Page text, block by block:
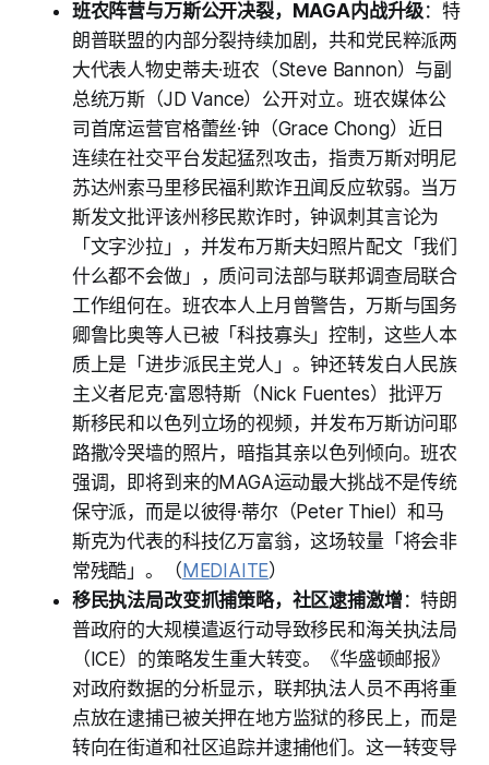
班农阵营与万斯公开决裂，MAGA内战升级：特
朗普联盟的内部分裂持续加剧，共和党民粹派两
大代表人物史蒂夫·班农（Steve Bannon）与副
总统万斯（JD Vance）公开对立。班农媒体公
司首席运营官格蕾丝·钟（Grace Chong）近日
连续在社交平台发起猛烈攻击，指责万斯对明尼
苏达州索马里移民福利欺诈丑闻反应软弱。当万
斯发文批评该州移民欺诈时，钟讽刺其言论为
「文字沙拉」，并发布万斯夫妇照片配文「我们
什么都不会做」，质问司法部与联邦调查局联合
工作组何在。班农本人上月曾警告，万斯与国务
卿鲁比奥等人已被「科技寡头」控制，这些人本
质上是「进步派民主党人」。钟还转发白人民族
主义者尼克·富恩特斯（Nick Fuentes）批评万
斯移民和以色列立场的视频，并发布万斯访问耶
路撒冷哭墙的照片，暗指其亲以色列倾向。班农
强调，即将到来的MAGA运动最大挑战不是传统
保守派，而是以彼得·蒂尔（Peter Thiel）和马
斯克为代表的科技亿万富翁，这场较量「将会非
常残酷」。（ MEDIAITE）
移民执法局改变抓捕策略，社区逮捕激增 ：特朗
普政府的大规模遣返行动导致移民和海关执法局
（ICE）的策略发生重大转变。《华盛顿邮报》
对政府数据的分析显示，联邦执法人员不再将重
点放在逮捕已被关押在地方监狱的移民上，而是
转向在街道和社区追踪并逮捕他们。这一转变导